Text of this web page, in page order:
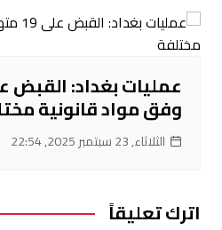
وفق مواد قانونية
الثلاثاء, 23 سبتمبر 2025, 22:54
اترك تعليقاً